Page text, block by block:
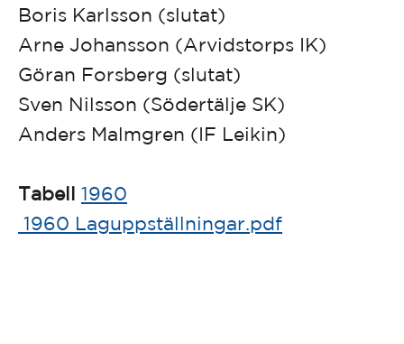
Boris Karlsson (slutat)
Arne Johansson (Arvidstorps IK)
Göran Forsberg (slutat)
Sven Nilsson (Södertälje SK)
Anders Malmgren (IF Leikin)
Tabell 1960
1960 Laguppställningar.pdf